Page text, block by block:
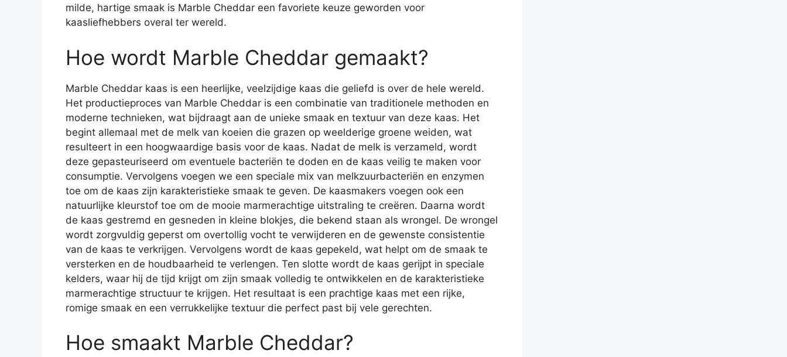
milde, hartige smaak is Marble Cheddar een favoriete keuze geworden voor
kaasliefhebbers overal ter wereld.
Hoe wordt Marble Cheddar gemaakt?
Marble Cheddar kaas is een heerlijke, veelzijdige kaas die geliefd is over de hele wereld.
Het productieproces van Marble Cheddar is een combinatie van traditionele methoden en
moderne technieken, wat bijdraagt aan de unieke smaak en textuur van deze kaas. Het
begint allemaal met de melk van koeien die grazen op weelderige groene weiden, wat
resulteert in een hoogwaardige basis voor de kaas. Nadat de melk is verzameld, wordt
deze gepasteuriseerd om eventuele bacteriën te doden en de kaas veilig te maken voor
consumptie. Vervolgens voegen we een speciale mix van melkzuurbacteriën en enzymen
toe om de kaas zijn karakteristieke smaak te geven. De kaasmakers voegen ook een
natuurlijke kleurstof toe om de mooie marmerachtige uitstraling te creëren. Daarna wordt
de kaas gestremd en gesneden in kleine blokjes, die bekend staan als wrongel. De wrongel
wordt zorgvuldig geperst om overtollig vocht te verwijderen en de gewenste consistentie
van de kaas te verkrijgen. Vervolgens wordt de kaas gepekeld, wat helpt om de smaak te
versterken en de houdbaarheid te verlengen. Ten slotte wordt de kaas gerijpt in speciale
kelders, waar hij de tijd krijgt om zijn smaak volledig te ontwikkelen en de karakteristieke
marmerachtige structuur te krijgen. Het resultaat is een prachtige kaas met een rijke,
romige smaak en een verrukkelijke textuur die perfect past bij vele gerechten.
Hoe smaakt Marble Cheddar?